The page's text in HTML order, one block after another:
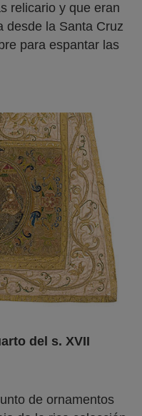
relicario y que eran
desde la Santa Cruz
para espantar las
del s. XVII
de ornamentos